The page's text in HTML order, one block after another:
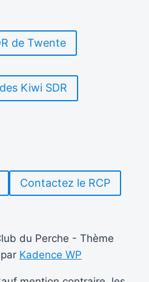
de Twente
Kiwi SDR
Contactez le RCP
du Perche - Thème
Kadence WP